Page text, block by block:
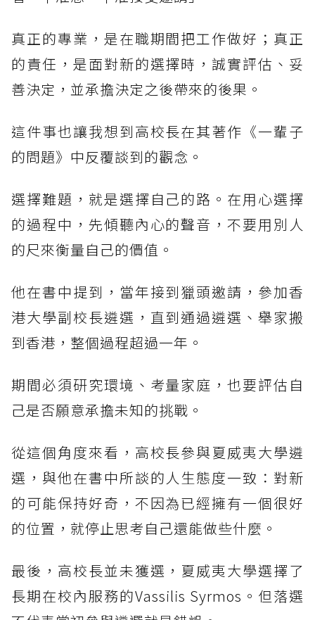
真正的專業，是在職期間把工作做好；真正
的責任，是面對新的選擇時，誠實評估、妥
善決定，並承擔決定之後帶來的後果。
這件事也讓我想到高校長在其著作《一輩子
的問題》中反覆談到的觀念。
選擇難題，就是選擇自己的路。在用心選擇
的過程中，先傾聽內心的聲音，不要用別人
的尺來衡量自己的價值。
他在書中提到，當年接到獵頭邀請，參加香
港大學副校長遴選，直到通過遴選、舉家搬
到香港，整個過程超過一年。
期間必須研究環境、考量家庭，也要評估自
己是否願意承擔未知的挑戰。
從這個角度來看，高校長參與夏威夷大學遴
選，與他在書中所談的人生態度一致：對新
的可能保持好奇，不因為已經擁有一個很好
的位置，就停止思考自己還能做些什麼。
最後，高校長並未獲選，夏威夷大學選擇了
長期在校內服務的Vassilis Syrmos。但落選